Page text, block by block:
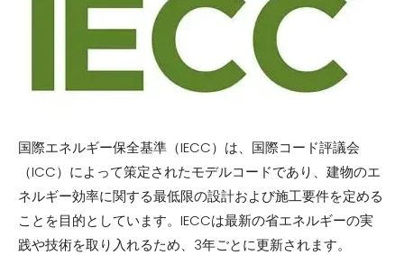
国際エネルギー保全基準（IECC）は、国際コード評議会
（ICC）によって策定されたモデルコードであり、建物のエ
ネルギー効率に関する最低限の設計および施工要件を定める
ことを目的としています。IECCは最新の省エネルギーの実
践や技術を取り入れるため、3年ごとに更新されます。